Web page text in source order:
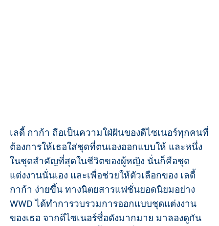
เลดี้ กาก้า ถือเป็นความใฝ่ฝันของดีไซเนอร์ทุกคนที่
ต้องการให้เธอใส่ชุดที่ตนเองออกแบบให้ และหนึ่ง
ในชุดสำคัญที่สุดในชีวิตของผู้หญิง นั่นก็คือชุด
แต่งงานนั่นเอง และเพื่อช่วยให้ตัวเลือกของ เลดี้
กาก้า ง่ายขึ้น ทางนิตยสารแฟชั่นยอดนิยมอย่าง
WWD ได้ทำการวบรวมการออกแบบชุดแต่งงาน
ของเธอ จากดีไซเนอร์ชื่อดังมากมาย มาลองดูกัน